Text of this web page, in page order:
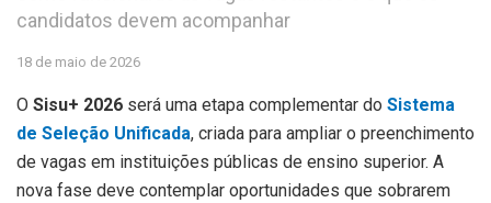
candidatos devem acompanhar
18 de maio de 2026
O Sisu+ 2026 será uma etapa complementar do Sistema
de Seleção Unificada, criada para ampliar o preenchimento
de vagas em instituições públicas de ensino superior. A
nova fase deve contemplar oportunidades que sobrarem